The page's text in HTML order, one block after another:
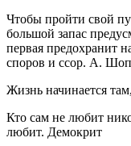
Чтобы пройти свой
большой запас
первая предохранит
споров и ссор. А.
Жизнь начинается
Кто сам не любит
любит. Демокрит